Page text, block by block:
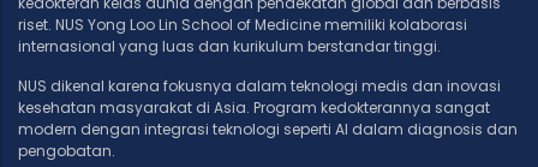
riset. NUS Yong Loo Lin School of Medicine memiliki kolaborasi
internasional yang luas dan kurikulum berstandar tinggi.
NUS dikenal karena fokusnya dalam teknologi medis dan inovasi
kesehatan masyarakat di Asia. Program kedokterannya sangat
modern dengan integrasi teknologi seperti AI dalam diagnosis dan
pengobatan.